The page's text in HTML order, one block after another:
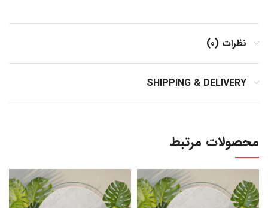
نظرات (0)
SHIPPING & DELIVERY
محصولات مرتبط